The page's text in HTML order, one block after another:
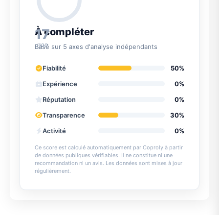
17
/100
À compléter
Basé sur 5 axes d'analyse indépendants
Fiabilité
50%
Expérience
0%
Réputation
0%
Transparence
30%
Activité
0%
Ce score est calculé automatiquement par Coproly à partir
de données publiques vérifiables. Il ne constitue ni une
recommandation ni un avis. Les données sont mises à jour
régulièrement.